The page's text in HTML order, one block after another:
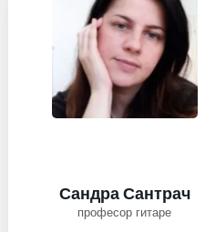
Сандра Сантрач
професор гитаре